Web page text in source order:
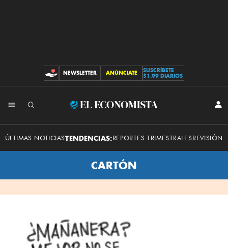
CONTRIBUCIONES
NEWSLETTER ANÚNCIATE
SUSCRÍBETE
$1.99 DIARIOS
El
ÚLTIMAS NOTICIASTENDENCIAS:REPORTES TRIMESTRALESREVISIÓN
CARTÓN